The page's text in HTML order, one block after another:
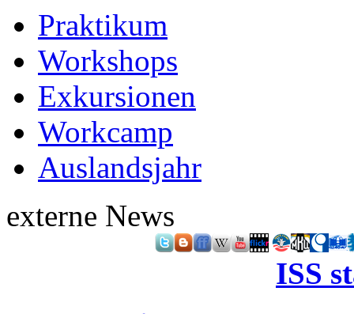
Praktikum
Workshops
Exkursionen
Workcamp
Auslandsjahr
externe News
ISS